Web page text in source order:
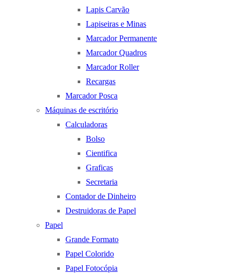
Lapis Carvão
Lapiseiras e Minas
Marcador Permanente
Marcador Quadros
Marcador Roller
Recargas
Marcador Posca
Máquinas de escritório
Calculadoras
Bolso
Cientifica
Graficas
Secretaria
Contador de Dinheiro
Destruidoras de Papel
Papel
Grande Formato
Papel Colorido
Papel Fotocópia